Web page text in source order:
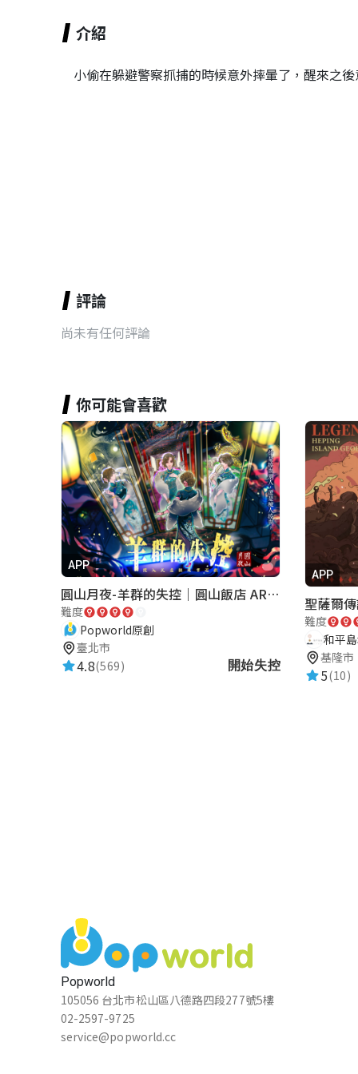
介紹
小偷在躲避警察抓捕的時候意外摔暈了，醒來之
評論
尚未有任何評論
你可能會喜歡
APP
圓山月夜-羊群的失控｜圓山飯店 ARG實境解謎遊戲
難度
Popworld原創
臺北市
4.8(569) 開始失控
APP
聖薩爾
難度
和平
基隆市
5(10)
Popworld
105056 台北市松山區八德路四段277號5樓
02-2597-9725
service@popworld.cc